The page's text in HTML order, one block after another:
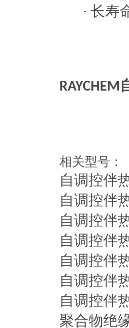
· 长寿
相关型号：
自调控伴
自调控伴
自调控伴
自调控伴
自调控伴
自调控伴
自调控伴
聚合物绝